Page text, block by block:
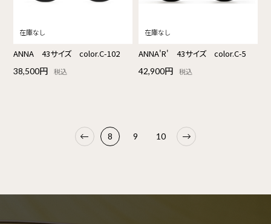
ANNA 43サイズ color.C-102
38,500円 税込
ANNA'R' 43サイズ color.C-5
42,900円 税込
8 9 10